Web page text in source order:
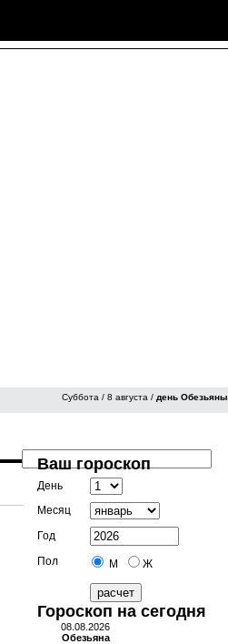
Суббота / 8 августа / день Обезьяны
Ваш гороскоп
День
Месяц
Год
Пол
М Ж
Гороскоп на сегодня
08.08.2026
Обезьяна